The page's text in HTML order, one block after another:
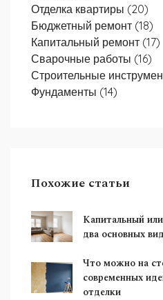
Отделка квартиры (20)
Бюджетный ремонт (18)
Капитальный ремонт (17)
Сварочные работы (16)
Строительные
Фундаменты (14)
Похожие статьи
Капитальный
два основных
Что можно на
современных
отделки